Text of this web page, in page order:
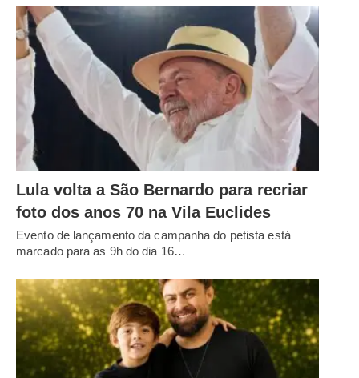
Lula volta a São Bernardo para recriar
foto dos anos 70 na Vila Euclides
Evento de lançamento da campanha do petista está
marcado para as 9h do dia 16…